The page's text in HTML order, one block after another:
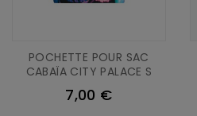
POCHETTE POUR SAC
CABAÏA CITY PALACE S
7,00 €